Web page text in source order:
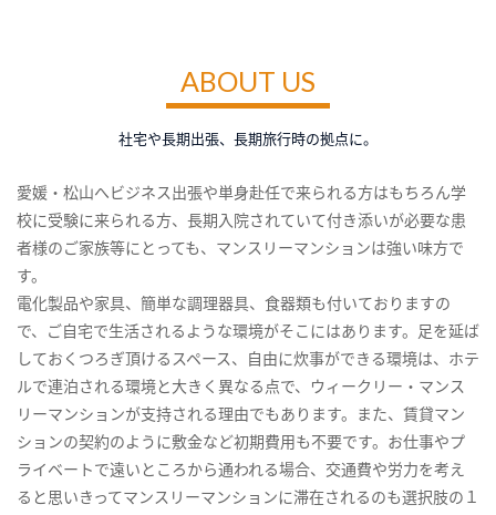
ABOUT US
社宅や長期出張、長期旅行時の拠点に。
愛媛・松山へビジネス出張や単身赴任で来られる方はもちろん学
校に受験に来られる方、長期入院されていて付き添いが必要な患
者様のご家族等にとっても、マンスリーマンションは強い味方で
す。
電化製品や家具、簡単な調理器具、食器類も付いておりますの
で、ご自宅で生活されるような環境がそこにはあります。足を延ば
しておくつろぎ頂けるスペース、自由に炊事ができる環境は、ホテ
ルで連泊される環境と大きく異なる点で、ウィークリー・マンス
リーマンションが支持される理由でもあります。また、賃貸マン
ションの契約のように敷金など初期費用も不要です。お仕事やプ
ライベートで遠いところから通われる場合、交通費や労力を考え
ると思いきってマンスリーマンションに滞在されるのも選択肢の１